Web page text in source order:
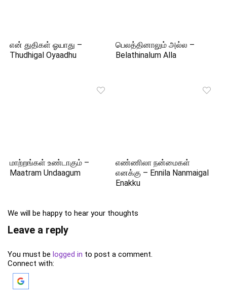
என் துதிகள் ஓயாது –
Thudhigal Oyaadhu
பெலத்தினாலும் அல்ல –
Belathinalum Alla
மாற்றங்கள் உண்டாகும் –
Maatram Undaagum
எண்ணிலா நன்மைகள்
எனக்கு – Ennila Nanmaigal
Enakku
We will be happy to hear your thoughts
Leave a reply
You must be logged in to post a comment.
Connect with: